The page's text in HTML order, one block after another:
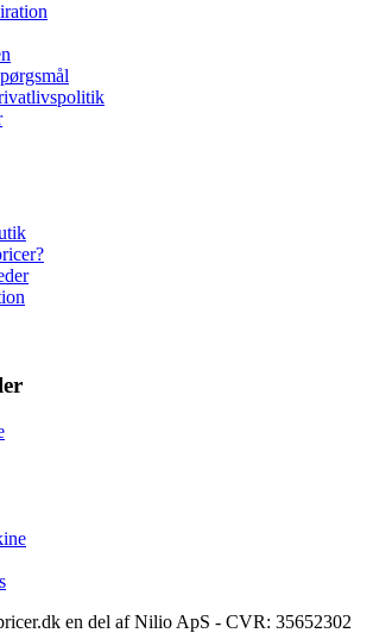
en del af Nilio ApS - CVR: 35652302